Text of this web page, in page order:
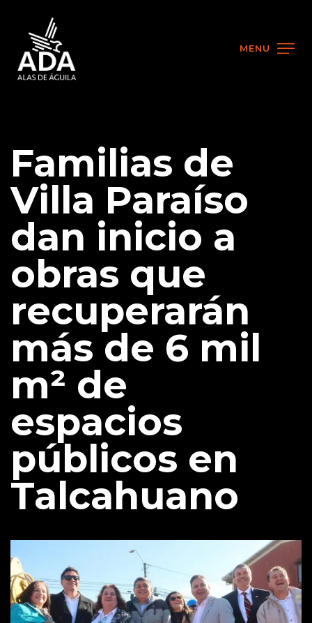
MENU
Familias de
Villa Paraíso
dan inicio a
obras que
recuperarán
más de 6 mil
m² de
espacios
públicos en
Talcahuano